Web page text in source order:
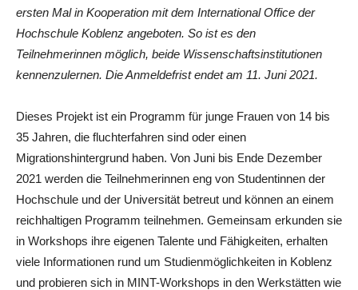
ersten Mal in Kooperation mit dem International Office der
Hochschule Koblenz angeboten. So ist es den
Teilnehmerinnen möglich, beide Wissenschaftsinstitutionen
kennenzulernen. Die Anmeldefrist endet am 11. Juni 2021.
Dieses Projekt ist ein Programm für junge Frauen von 14 bis
35 Jahren, die fluchterfahren sind oder einen
Migrationshintergrund haben. Von Juni bis Ende Dezember
2021 werden die Teilnehmerinnen eng von Studentinnen der
Hochschule und der Universität betreut und können an einem
reichhaltigen Programm teilnehmen. Gemeinsam erkunden sie
in Workshops ihre eigenen Talente und Fähigkeiten, erhalten
viele Informationen rund um Studienmöglichkeiten in Koblenz
und probieren sich in MINT-Workshops in den Werkstätten wie